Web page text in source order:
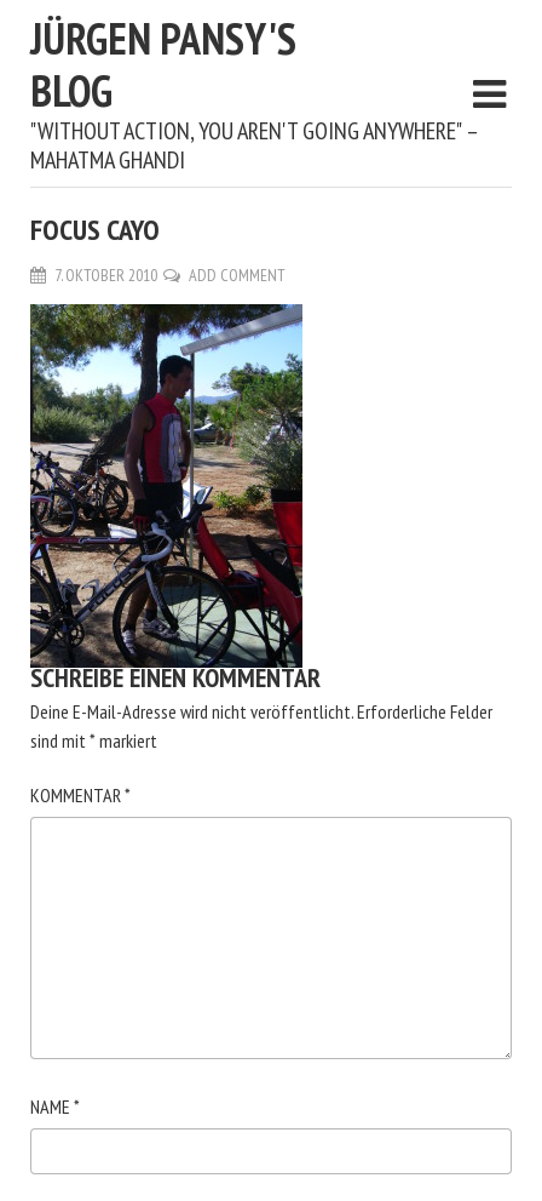
JÜRGEN PANSY'S
BLOG
"WITHOUT ACTION, YOU AREN'T GOING ANYWHERE" –
MAHATMA GHANDI
FOCUS CAYO
7. OKTOBER 2010 ADD COMMENT
SCHREIBE EINEN KOMMENTAR
Deine E-Mail-Adresse wird nicht veröffentlicht.Erforderliche Felder
sind mit*markiert
KOMMENTAR*
NAME *